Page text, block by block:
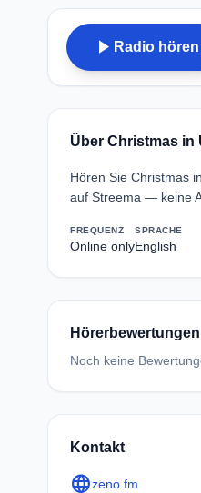
play_arrow Radio hören
Über Christmas in
Hören Sie Christmas
auf Streema — keine
FREQUENZ
Online only
SPRACHE
English
Hörerbewertungen
Noch keine
Kontakt
languagezeno.fm